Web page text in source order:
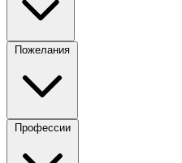
Пожелания
Профессии